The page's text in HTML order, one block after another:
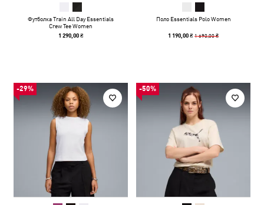
Футболка Train All Day Essentials
Crew Tee Women
1 290,00 ₴
Поло Essentials Polo Women
1 190,00 ₴1 690,00 ₴
-29% -50%